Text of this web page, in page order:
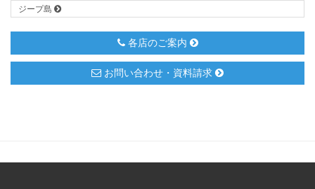
ジープ島
各店のご案内
お問い合わせ・資料請求